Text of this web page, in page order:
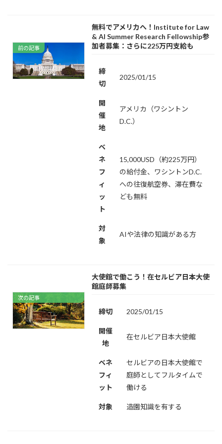
前の記事
無料でアメリカへ！Institute for Law
& AI Summer Research Fellowship参
加者募集：さらに225万円支給も
締
切
2025/01/15
開
催
地
アメリカ（ワシントン
D.C.）
ベ
ネ
フ
ィ
ッ
ト
15,000USD（約225万円）
の給付金、ワシントンD.C.
への往復航空券、滞在費な
ども無料
対
象
AIや法律の知識がある方
次の記事
大使館で働こう！在セルビア日本大使
館庭師募集
締切 2025/01/15
開催
地
在セルビア日本大使館
ベネ
フィ
ット
セルビアの日本大使館で
庭師としてフルタイムで
働ける
対象 造園知識を有する